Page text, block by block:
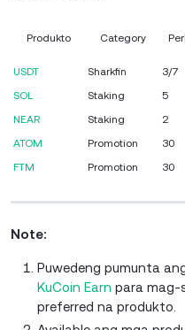
Produkto Category
USDT
Sharkfin 3/7
SOL
Staking 5
NEAR
Staking 2
ATOM
Promotion 30
FTM
Promotion 30
Note:
Puwedeng pumunta
KuCoin Earn para mag-
preferred na produkto.